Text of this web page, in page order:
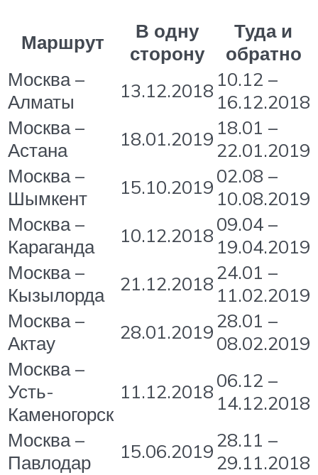
Маршрут
В одну
сторону
Туда и
обратно
Москва –
Алматы
13.12.2018 10.12 –
16.12.2018
Москва –
Астана
18.01.2019 18.01 –
22.01.2019
Москва –
Шымкент
15.10.201902.08 –
10.08.2019
Москва –
Караганда
10.12.201809.04 –
19.04.2019
Москва –
Кызылорда
21.12.201824.01 –
11.02.2019
Москва –
Актау
28.01.201928.01 –
08.02.2019
Москва –
Усть-
Каменогорск
11.12.201806.12 –
14.12.2018
Москва –
Павлодар
15.06.201928.11 –
29.11.2018